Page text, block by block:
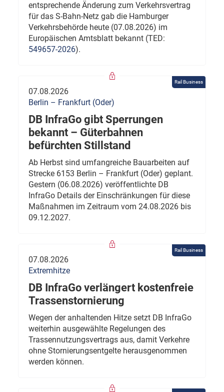
entsprechende Änderung zum Verkehrsvertrag
für das S-Bahn-Netz gab die Hamburger
Verkehrsbehörde heute (07.08.2026) im
Europäischen Amtsblatt bekannt (TED:
549657-2026).
Rail Business
07.08.2026
Berlin – Frankfurt (Oder)
DB InfraGo gibt Sperrungen
bekannt – Güterbahnen
befürchten Stillstand
Ab Herbst sind umfangreiche Bauarbeiten auf
Strecke 6153 Berlin – Frankfurt (Oder) geplant.
Gestern (06.08.2026) veröffentlichte DB
InfraGo Details der Einschränkungen für diese
Maßnahmen im Zeitraum vom 24.08.2026 bis
09.12.2027.
Rail Business
07.08.2026
Extremhitze
DB InfraGo verlängert kostenfreie
Trassenstornierung
Wegen der anhaltenden Hitze setzt DB InfraGo
weiterhin ausgewählte Regelungen des
Trassennutzungsvertrags aus, damit Verkehre
ohne Stornierungsentgelte herausgenommen
werden können.